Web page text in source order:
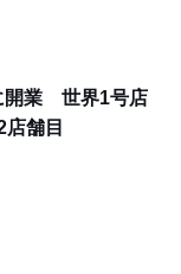
開業 世界1号店
舗目